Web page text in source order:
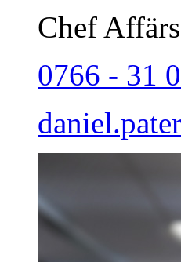
Chef
0766 - 31